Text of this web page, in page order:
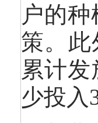
户的
策。此
累计
少投入